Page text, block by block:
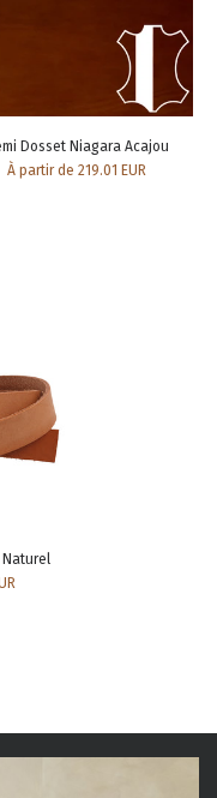
Dosset Niagara Acajou
À partir de 219.01 EUR